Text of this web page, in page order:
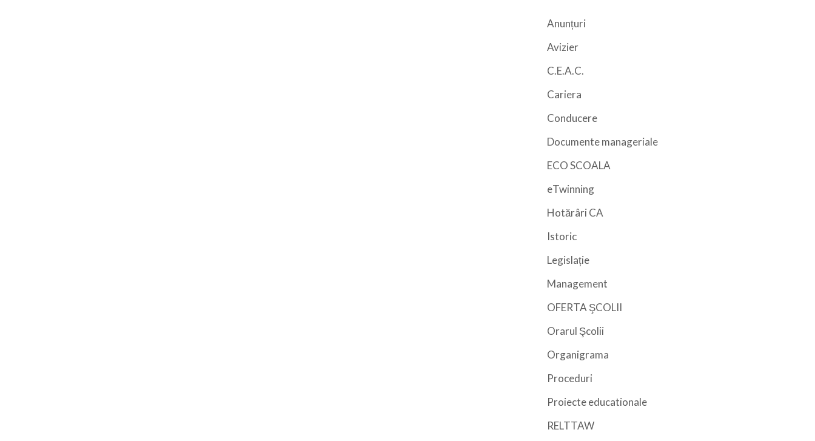
Anunțuri
Avizier
C.E.A.C.
Cariera
Conducere
Documente manageriale
ECO SCOALA
eTwinning
Hotărâri CA
Istoric
Legislație
Management
OFERTA ŞCOLII
Orarul Şcolii
Organigrama
Proceduri
Proiecte educationale
RELTTAW